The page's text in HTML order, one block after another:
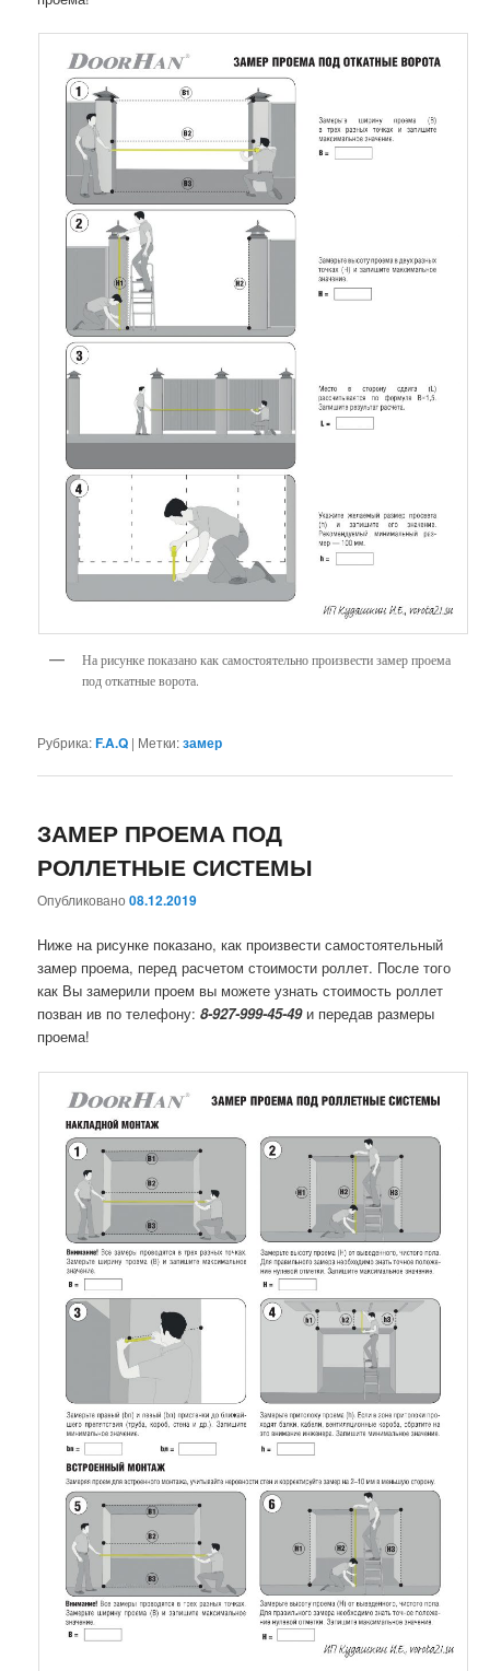
На рисунке показано как самостоятельно произвести замер проема
под откатные ворота.
Рубрика:F.A.Q | Метки:замер
ЗАМЕР ПРОЕМА ПОД
РОЛЛЕТНЫЕ СИСТЕМЫ
Опубликовано08.12.2019
Ниже на рисунке показано, как произвести самостоятельный
замер проема, перед расчетом стоимости роллет. После того
как Вы замерили проем вы можете узнать стоимость роллет
позван ив по телефону:8-927-999-45-49и передав размеры
проема!